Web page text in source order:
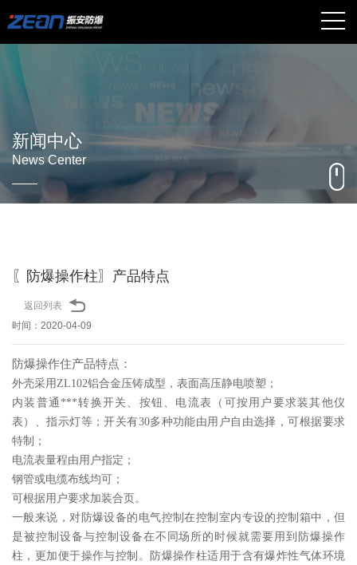
新闻中心
News Center
〖防爆操作柱〗产品特点
返回列表
时间：2020-04-09
防爆操作住产品特点：
外壳采用ZL102铝合金压铸成型，表面高压静电喷塑；
内装普通***转换开关、按钮、电流表（可按用户要求装其他仪
表）、指示灯等； 开关有30多种功能由用户自由选择，可根据要求
特制；
电流表量程由用户指定；
钢管或电缆布线均可；
可根据用户要求加装合页。
一般来说，对防爆设备的电气控制在控制室内专设的控制箱中，但
是被控制设备与控制设备在不同场所的时候就需要用到防爆操作
柱，更加便于操作与控制。防爆操作柱适用于含有爆炸性气体环境